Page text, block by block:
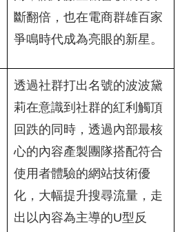
斷翻倍，也在電商群雄百家
爭鳴時代成為亮眼的新星。
透過社群打出名號的波波黛
莉在意識到社群的紅利觸頂
回跌的同時，透過內部最核
心的內容產製團隊搭配符合
使用者體驗的網站技術優
化，大幅提升搜尋流量，走
出以內容為主導的U型反